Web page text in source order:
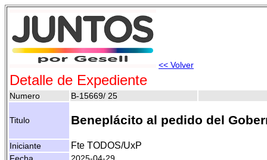
<< Volver
Detalle de Expediente
Numero B-15669/ 25
Titulo Beneplácito al pedido del
Iniciante Fte TODOS/UxP